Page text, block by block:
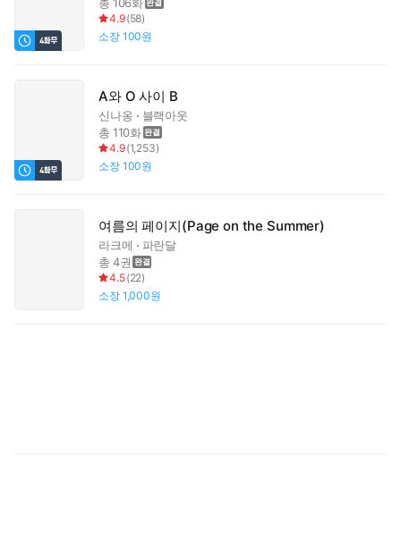
4.9(58)
소장 100원
A와 O 사이 B
신나옹
블랙아웃
총 110화
4.9(1,253)
소장 100원
여름의 페이지(Page on the Summer)
라크메
파란달
총 4권
4.5(22)
소장 1,000원